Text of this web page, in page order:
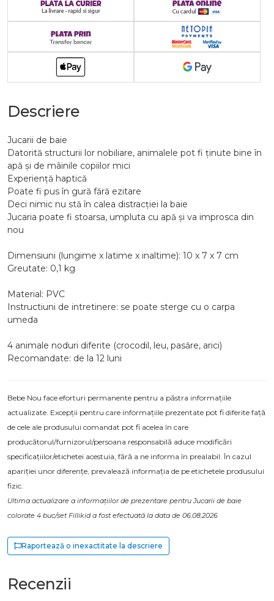
Descriere
Jucarii de baie
Datorită structurii lor nobiliare, animalele pot fi ținute bine în
apă și de mâinile copiilor mici
Experiență haptică
Poate fi pus în gură fără ezitare
Deci nimic nu stă în calea distracției la baie
Jucaria poate fi stoarsa, umpluta cu apă și va improsca din
nou
Dimensiuni (lungime x latime x inaltime): 10 x 7 x 7 cm
Greutate: 0,1 kg
Material: PVC
Instructiuni de intretinere: se poate sterge cu o carpa
umeda
4 animale noduri diferite (crocodil, leu, pasăre, arici)
Recomandate: de la 12 luni
Bebe Nou face eforturi permanente pentru a păstra informațiile
actualizate. Excepții pentru care informațiile prezentate pot fi diferite față
de cele ale produsului comandat pot fi acelea în care
producătorul/furnizorul/persoana responsabilă aduce modificări
specificațiilor/etichetei acestuia, fără a ne informa în prealabil. În cazul
apariției unor diferențe, prevalează informația de pe etichetele produsului
fizic.
Ultima actualizare a informațiilor de prezentare pentru Jucarii de baie
colorate 4 buc/set Fillikid a fost efectuată la data de 06.08.2026
Raportează o inexactitate la descriere
Recenzii